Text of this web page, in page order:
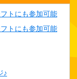
にも参加可能
にも参加可能
♪